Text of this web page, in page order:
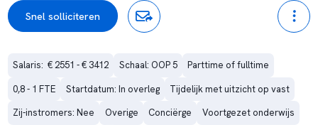
Snel solliciteren
Salaris:  € 2551 - € 3412 Schaal: OOP 5
Parttime of fulltime
0,8 - 1 FTE
Startdatum: In overleg
Tijdelijk met uitzicht op vast
Zij-instromers: Nee
Overige Conciërge
Voortgezet onderwijs